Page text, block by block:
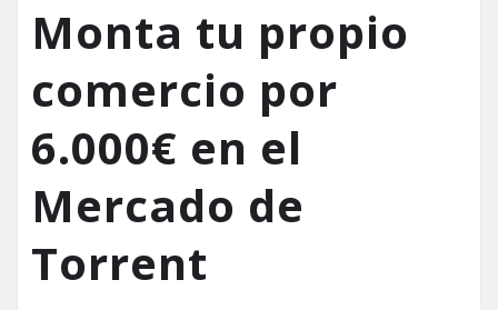
Monta tu propio
comercio por
6.000€ en el
Mercado de
Torrent